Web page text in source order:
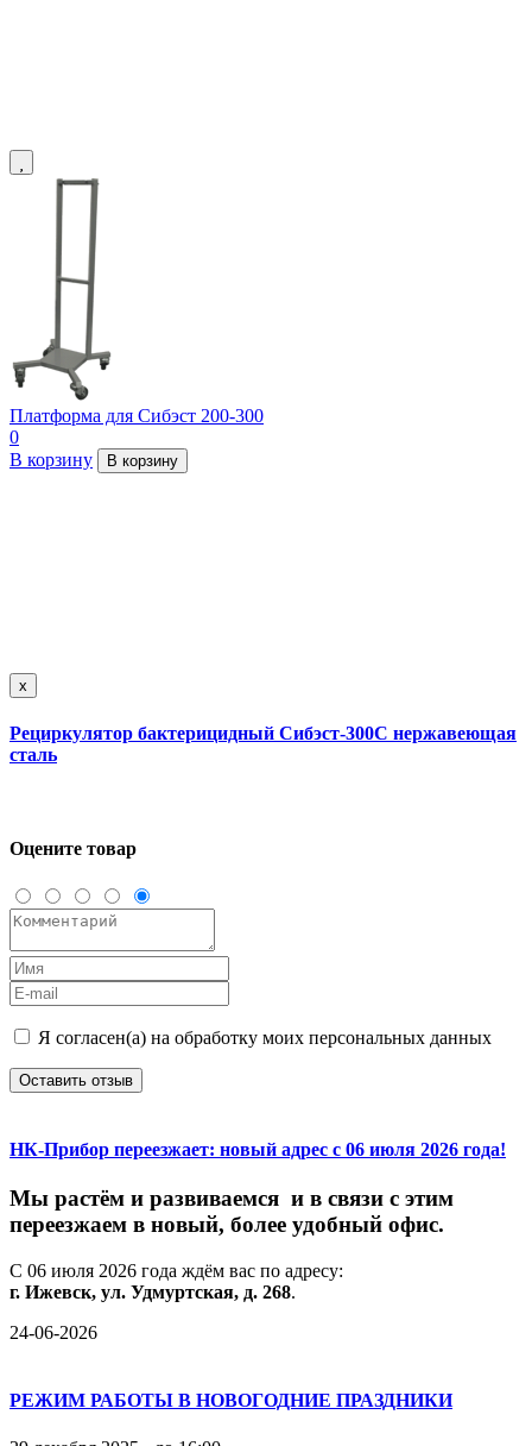
Платформа для Сибэст 200-300
0
В корзину
В корзину
x
Рециркулятор бактерицидный Сибэст-300С нержавеющая
сталь
Оцените товар
Я согласен(а) на обработку моих персональных данных
Оставить отзыв
НК-Прибор переезжает: новый адрес с 06 июля 2026 года!
Мы растём и развиваемся и в связи с этим
переезжаем в новый, более удобный офис.
С 06 июля 2026 года ждём вас по адресу:
г. Ижевск, ул. Удмуртская, д. 268.
24-06-2026
РЕЖИМ РАБОТЫ В НОВОГОДНИЕ ПРАЗДНИКИ